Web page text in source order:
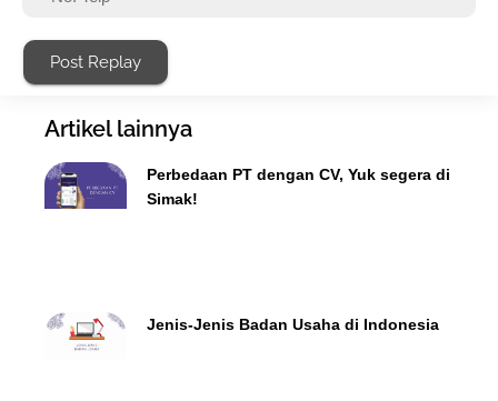
Post Replay
Artikel lainnya
Perbedaan PT dengan CV, Yuk segera di
Simak!
Jenis-Jenis Badan Usaha di Indonesia